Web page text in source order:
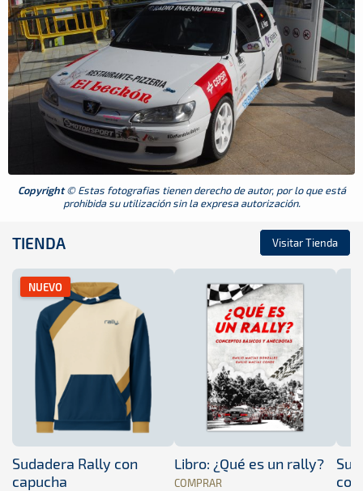
Copyright© Estas fotografias tienen derecho de autor, por lo que está
prohibida su utilización sin la expresa autorización.
TIENDA Visitar Tienda
NUEVO
Sudadera Rally con
capucha
Libro: ¿Qué es un rally?
COMPRAR